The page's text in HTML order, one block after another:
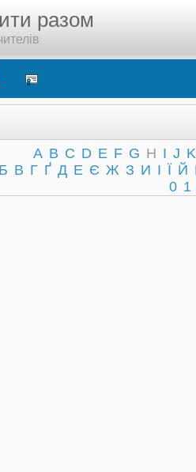
разом
A B C D E F G H I J K
Б В Г Ґ Д Е Є Ж З И І Ї Й
0 1